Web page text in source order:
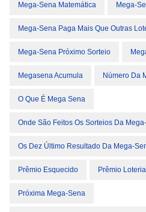
Mega-Sena Matemática Mega-
Mega-Sena Paga Mais Que Outras
Mega-Sena Próximo Sorteio
Megasena Acumula Número Da
O Que É Mega Sena
Onde São Feitos Os Sorteios Da
Os Dez Último Resultado Da Mega-
Prêmio Esquecido Prêmio Loteria
Próxima Mega-Sena